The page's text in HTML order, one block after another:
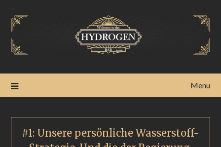
Menu
#1: Unsere persönliche Wasserstoff-